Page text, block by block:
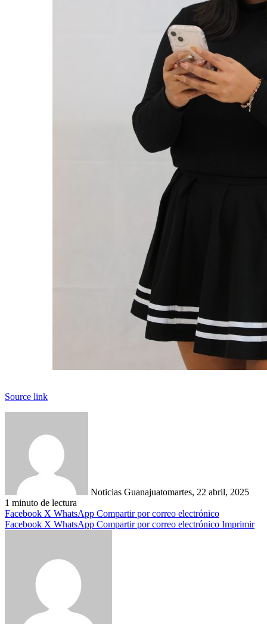
Source link
Noticias Guanajuatomartes, 22 abril, 2025
1 minuto de lectura
Facebook X WhatsApp Compartir por correo electrónico
Facebook X WhatsApp Compartir por correo electrónico Imprimir